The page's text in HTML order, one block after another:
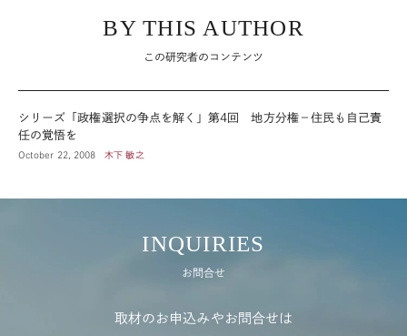
BY THIS AUTHOR
この研究者のコンテンツ
シリーズ「政権選択の争点を解く」第4回 地方分権－住民も自己責
任の覚悟を
October 22, 2008 木下 敏之
INQUIRIES
お問合せ
取材のお申込みやお問合せは